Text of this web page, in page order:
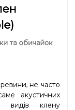
та обичайок
не часто
акустичних
видів клену